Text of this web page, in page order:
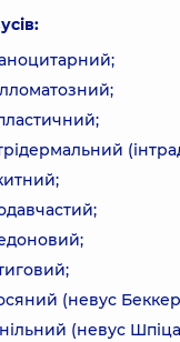
(невус
(невус